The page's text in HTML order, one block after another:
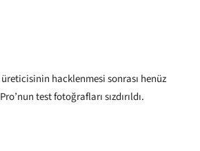
hacklenmesi sonrası henüz
test fotoğrafları sızdırıldı.